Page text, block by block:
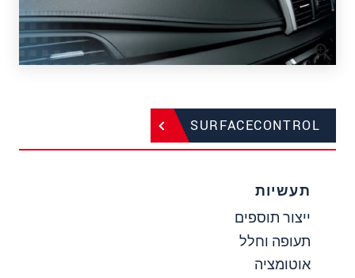
SURFACECONTROL
תעשיות
ייצור תוספים
תעופה וחלל
אוטומציה